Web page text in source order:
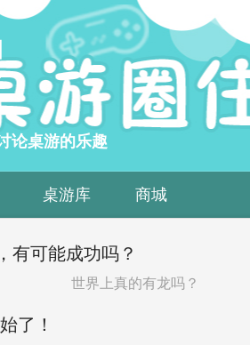
论桌游的乐趣
桌游库 商城
有可能成功吗？
世界上真的有龙吗？
了！